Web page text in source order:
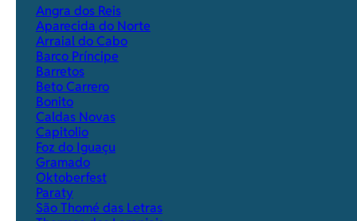
Angra dos Reis
Aparecida do Norte
Arraial do Cabo
Barco Príncipe
Barretos
Beto Carrero
Bonito
Caldas Novas
Capitolio
Foz do Iguaçu
Gramado
Oktoberfest
Paraty
São Thomé das Letras